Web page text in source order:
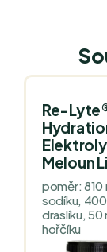
Re-
Meloun
poměr: 810
sodíku,
draslíku, 50
hořčíku